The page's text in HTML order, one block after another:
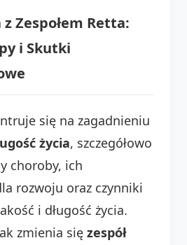
z Zespołem Retta:
i Skutki
się na zagadnieniu
życia, szczegółowo
choroby, ich
rozwoju oraz czynniki
i długość życia.
zmienia się zespół